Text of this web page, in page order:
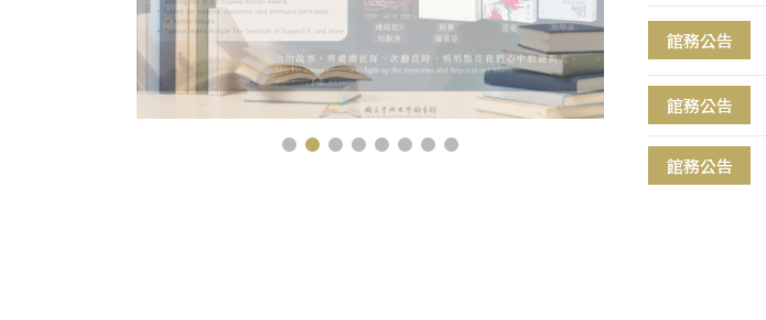
館務公告
館務公告
館務公告